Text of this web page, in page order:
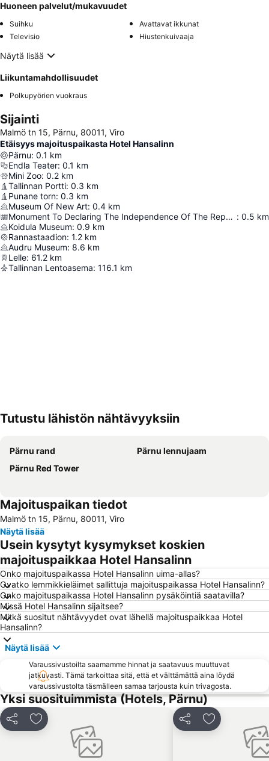
Huoneen palvelut/mukavuudet
Suihku
Avattavat ikkunat
Televisio
Hiustenkuivaaja
Näytä lisää
Liikuntamahdollisuudet
Polkupyörien vuokraus
Sijainti
Malmö tn 15, Pärnu, 80011, Viro
Etäisyys majoituspaikasta Hotel Hansalinn
Pärnu: 0.1 km
Endla Teater: 0.1 km
Mini Zoo: 0.2 km
Tallinnan Portti: 0.3 km
Punane torn: 0.3 km
Museum Of New Art: 0.4 km
Monument To Declaring The Independence Of The Republic Of Estonia : 0.5 km
Koidula Museum: 0.9 km
Rannastaadion: 1.2 km
Audru Museum: 8.6 km
Lelle: 61.2 km
Tallinnan Lentoasema: 116.1 km
Tutustu lähistön nähtävyyksiin
Pärnu rand
Pärnu lennujaam
Pärnu Red Tower
Majoituspaikan tiedot
Malmö tn 15, Pärnu, 80011, Viro
Näytä lisää
Usein kysytyt kysymykset koskien
majoituspaikkaa Hotel Hansalinn
Onko majoituspaikassa Hotel Hansalinn uima-allas?
Ovatko lemmikkieläimet sallittuja majoituspaikassa Hotel Hansalinn?
Onko majoituspaikassa Hotel Hansalinn pysäköintiä saatavilla?
Missä Hotel Hansalinn sijaitsee?
Mitkä suositut nähtävyydet ovat lähellä majoituspaikkaa Hotel
Hansalinn?
Näytä lisää
Varaussivustoilta saamamme hinnat ja saatavuus muuttuvat
jatkuvasti. Tämä tarkoittaa sitä, että et välttämättä aina löydä
varaussivustolta täsmälleen samaa tarjousta kuin trivagosta.
Yksi suosituimmista (Hotels, Pärnu)
Jaa Lisää suosikkeihin Jaa Lisää